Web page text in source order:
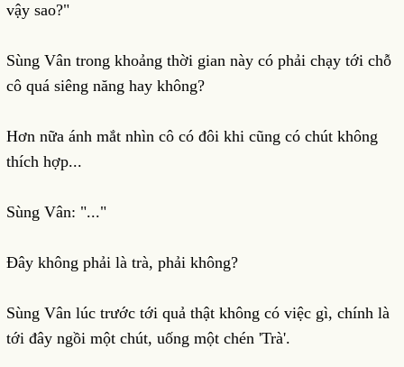
vậy sao?"
Sùng Vân trong khoảng thời gian này có phải chạy tới chỗ
cô quá siêng năng hay không?
Hơn nữa ánh mắt nhìn cô có đôi khi cũng có chút không
thích hợp...
Sùng Vân: "..."
Đây không phải là trà, phải không?
Sùng Vân lúc trước tới quả thật không có việc gì, chính là
tới đây ngồi một chút, uống một chén 'Trà'.